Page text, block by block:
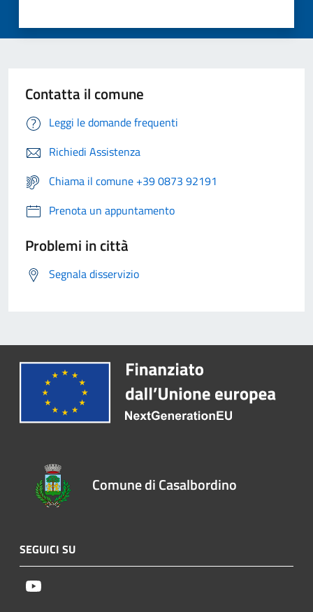
Contatta il comune
Leggi le domande frequenti
Richiedi Assistenza
Chiama il comune +39 0873 92191
Prenota un appuntamento
Problemi in città
Segnala disservizio
Comune di Casalbordino
SEGUICI SU